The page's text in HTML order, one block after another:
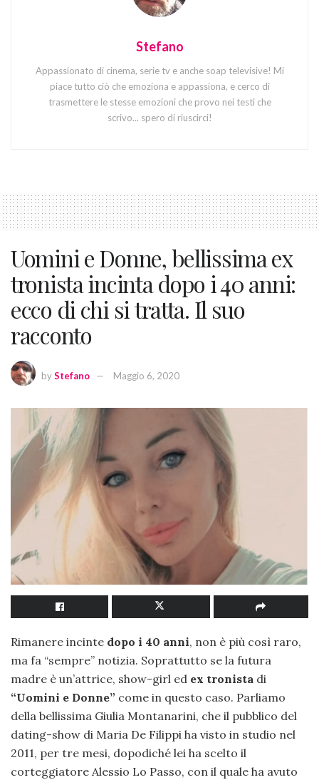
Stefano
Appassionato di cinema, serie tv e anche soap televisive! Mi
piace tutto ciò che emoziona e appassiona, e cerco di
trasmettere le stesse emozioni che provo nei testi che
scrivo... spero di riuscirci!
Uomini e Donne, bellissima ex
tronista incinta dopo i 40 anni:
ecco di chi si tratta. Il suo
racconto
byStefano Maggio 6, 2020
Rimanere incinte dopo i 40 anni, non è più così raro,
ma fa “sempre” notizia. Soprattutto se la futura
madre è un’attrice, show-girl ed ex tronista di
“Uomini e Donne” come in questo caso. Parliamo
della bellissima Giulia Montanarini, che il pubblico del
dating-show di Maria De Filippi ha visto in studio nel
2011, per tre mesi, dopodiché lei ha scelto il
corteggiatore Alessio Lo Passo, con il quale ha avuto